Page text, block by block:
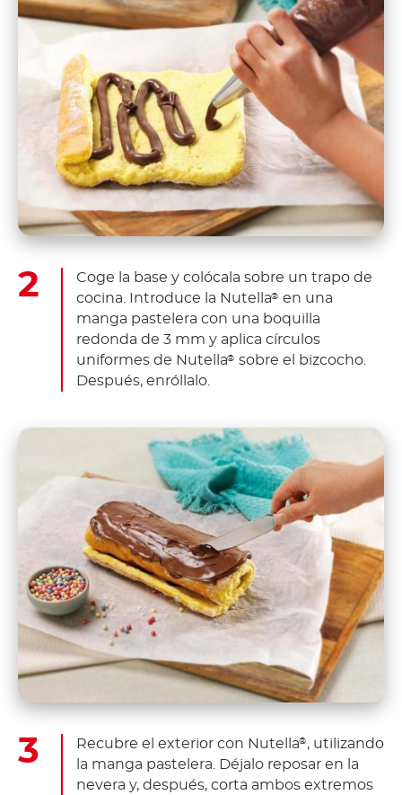
Coge la base y colócala sobre un trapo de
cocina. Introduce la Nutella® en una
manga pastelera con una boquilla
redonda de 3 mm y aplica círculos
uniformes de Nutella® sobre el bizcocho.
Después, enróllalo.
Recubre el exterior con Nutella® , utilizando
la manga pastelera. Déjalo reposar en la
nevera y, después, corta ambos extremos